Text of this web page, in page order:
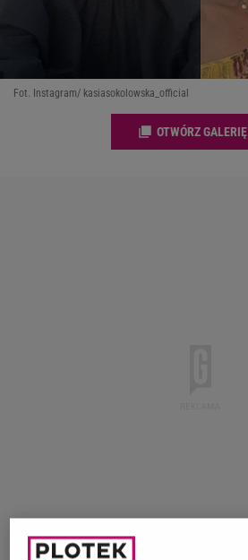
Fot. Instagram/ kasiasokolowska_official
OTWÓRZ GALERIĘ